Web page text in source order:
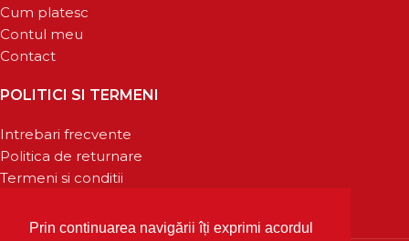
Prin continuarea navigării îți exprimi acordul
Cum platesc
Contul meu
Contact
POLITICI SI TERMENI
Intrebari frecvente
Politica de returnare
Termeni si conditii